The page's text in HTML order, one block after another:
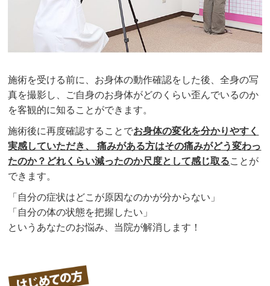
施術を受ける前に、お身体の動作確認をした後、全身の写
真を撮影し、ご自身のお身体がどのくらい歪んでいるのか
を客観的に知ることができます。
施術後に再度確認することでお身体の変化を分かりやすく
実感していただき、 痛みがある方はその痛みがどう変わっ
たのか？どれくらい減ったのか尺度として感じ取ることが
できます。
「自分の症状はどこが原因なのかが分からない」
「自分の体の状態を把握したい」
というあなたのお悩み、当院が解消します！